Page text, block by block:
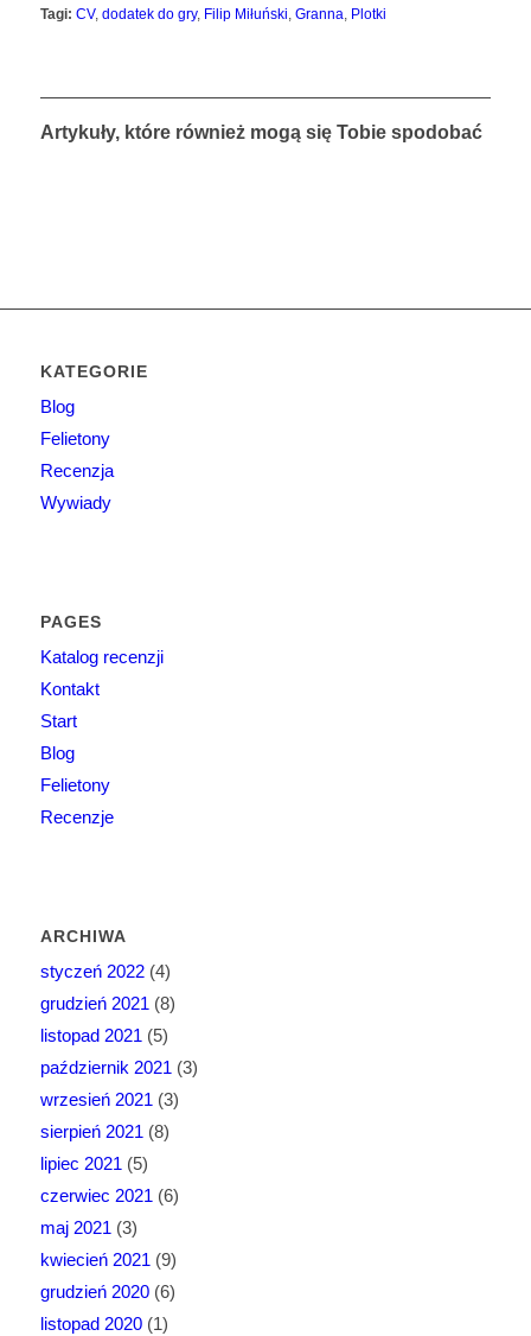
Tagi: CV, dodatek do gry, Filip Miłuński Granna Plotki
Artykuły, które również mogą się Tobie spodobać
KATEGORIE
Blog
Felietony
Recenzja
Wywiady
PAGES
Katalog recenzji
Kontakt
Start
Blog
Felietony
Recenzje
ARCHIWA
styczeń 2022(4)
grudzień 2021(8)
listopad 2021(5)
październik 2021(3)
wrzesień 2021(3)
sierpień 2021(8)
lipiec 2021(5)
czerwiec 2021(6)
maj 2021(3)
kwiecień 2021(9)
grudzień 2020(6)
listopad 2020(1)